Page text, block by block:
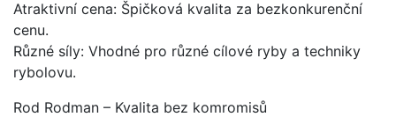
Atraktivní cena: Špičková kvalita za bezkonkurenční
cenu.
Různé síly: Vhodné pro různé cílové ryby a techniky
rybolovu.
Rod Rodman – Kvalita bez komromisů